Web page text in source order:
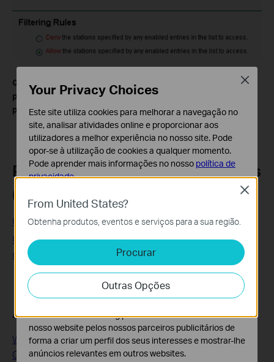
Get to know more details of each function and configuration
please go to Download Center to download the manual of your
product.
Perguntas Frequentes Relacionadas
(FAQ's)
Os fatores que afetam o sinal Wi-Fi
Como configurar as propriedades TCP/IP conexão Wi-Fi
do meu computador (Windows XP, Vista, 7,8,8.1,10, Mac)?
À procura de Mais
WiFi 6 Adapters: The Most Affordable Upgrade to Next-
Gen Wireless
From United States?
Obtenha produtos, eventos e serviços para a sua região.
Procurar
Outras Opções
Close
Your Privacy Choices
Este site utiliza cookies para melhorar a navegação no
site, analisar atividades online e proporcionar aos
utilizadores a melhor experiência no nosso site. Pode
opor-se à utilização de cookies a qualquer momento.
Pode aprender mais informações no nosso política de
privacidade.
Cookies Básicos
Os cookies são necessários para o funcionamento do
website e não podem ser desativados nos seus
Cookies de Análise e Marketing
Os cookies de analise permite-nos analisar as suas
atividades no nosso website para melhorar e ajustar a
funcionalidade do nosso website.
O cookies de marketing podem ser definidos através do
nosso website pelos nossos parceiros publicitários de
forma a criar um perfil dos seus interesses e mostrar-lhe
anúncios relevantes em outros websites.
Close